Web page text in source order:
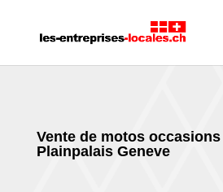
Vente de motos
Plainpalais Geneve